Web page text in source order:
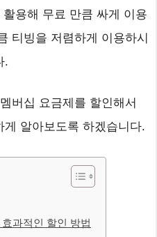
용해 무료 만큼 싸게 이용
티빙을 저렴하게 이용하시
.
버십 요금제를 할인해서
알아보도록 하겠습니다.
과적인 할인 방법